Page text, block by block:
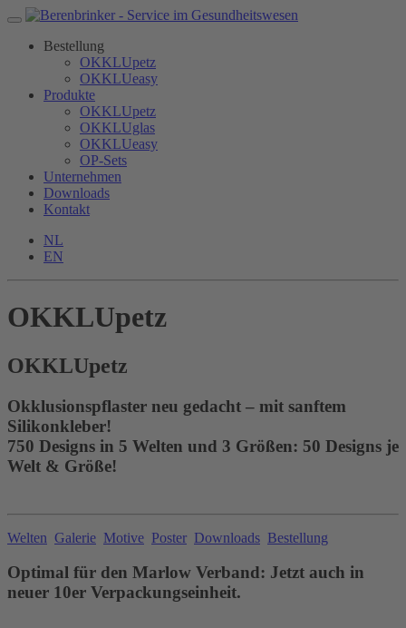
Bestellung
OKKLUpetz
OKKLUeasy
Produkte
OKKLUpetz
OKKLUglas
OKKLUeasy
OP-Sets
Unternehmen
Downloads
Kontakt
NL
EN
OKKLUpetz
OKKLUpetz
Okklusionspflaster neu gedacht – mit sanftem
Silikonkleber!
750 Designs in 5 Welten und 3 Größen: 50 Designs je
Welt & Größe!
Welten Galerie Motive Poster Downloads Bestellung
Optimal für den Marlow Verband: Jetzt auch in
neuer 10er Verpackungseinheit.